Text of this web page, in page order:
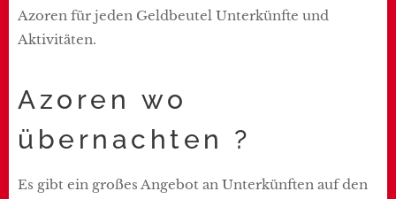
Azoren für jeden Geldbeutel Unterkünfte und
Aktivitäten.
Azoren wo
übernachten ?
Es gibt ein großes Angebot an Unterkünften auf den